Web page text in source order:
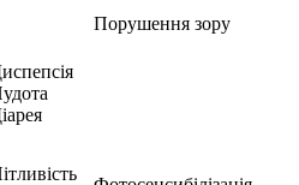
Порушення зору